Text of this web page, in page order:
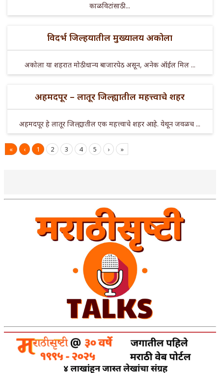
काळविटांसाठी ...
विदर्भ जिल्हयातील मुख्यालय अकोला
अकोला या शहरात मोठी धान्य बाजारपेठ असून, अनेक ऑईल मिल ...
अहमदपूर – लातूर जिल्ह्यातील महत्त्वाचे शहर
अहमदपूर हे लातूर जिल्ह्यातील एक महत्त्वाचे शहर आहे. येथून जवळच ...
« ‹ 1 2 3 4 5 › »